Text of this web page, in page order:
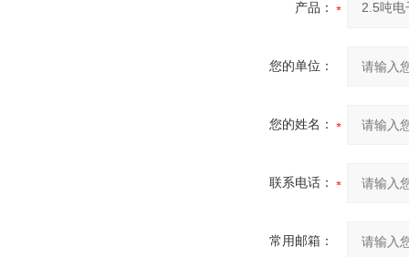
产品：
您的单位：
您的姓名：
联系电话：
常用邮箱：